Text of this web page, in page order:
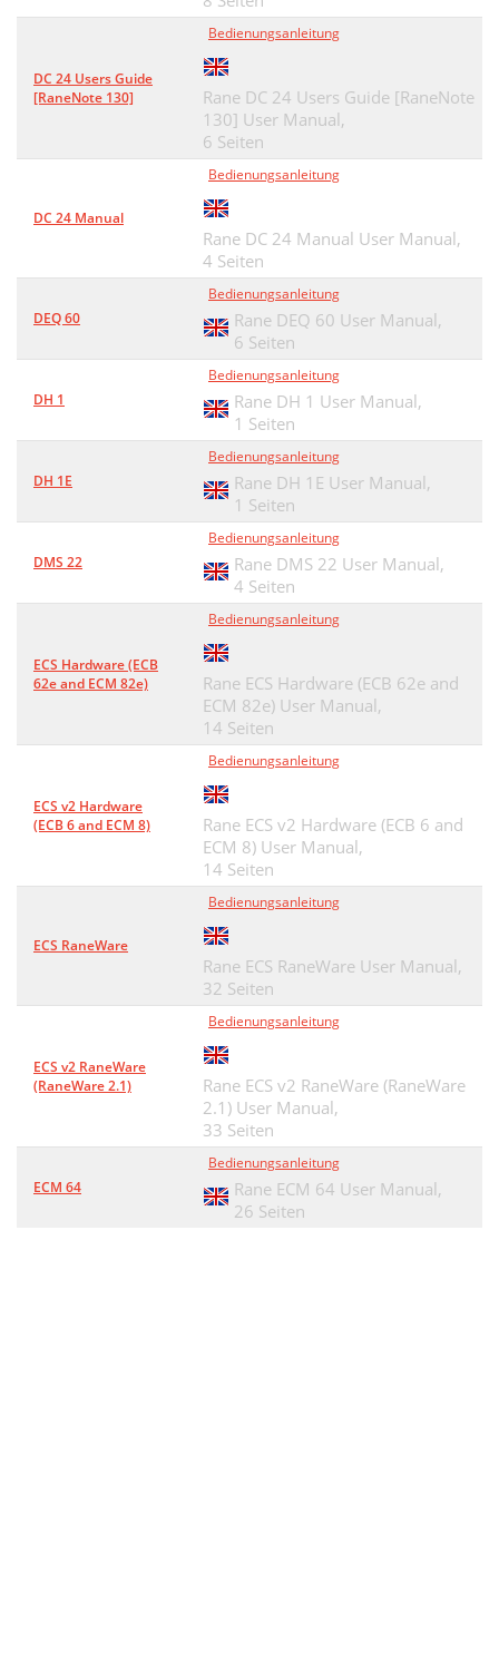
DC 24 Users Guide
[RaneNote 130]
Bedienungsanleitung
Rane DC 24 Users Guide [RaneNote
130] User Manual,
6 Seiten
DC 24 Manual
Bedienungsanleitung
Rane DC 24 Manual User Manual,
4 Seiten
DEQ 60
Bedienungsanleitung
Rane DEQ 60 User Manual,
6 Seiten
DH 1
Bedienungsanleitung
Rane DH 1 User Manual,
1 Seiten
DH 1E
Bedienungsanleitung
Rane DH 1E User Manual,
1 Seiten
DMS 22
Bedienungsanleitung
Rane DMS 22 User Manual,
4 Seiten
ECS Hardware (ECB
62e and ECM 82e)
Bedienungsanleitung
Rane ECS Hardware (ECB 62e and
ECM 82e) User Manual,
14 Seiten
ECS v2 Hardware
(ECB 6 and ECM 8)
Bedienungsanleitung
Rane ECS v2 Hardware (ECB 6 and
ECM 8) User Manual,
14 Seiten
ECS RaneWare
Bedienungsanleitung
Rane ECS RaneWare User Manual,
32 Seiten
ECS v2 RaneWare
(RaneWare 2.1)
Bedienungsanleitung
Rane ECS v2 RaneWare (RaneWare
2.1) User Manual,
33 Seiten
ECM 64
Bedienungsanleitung
Rane ECM 64 User Manual,
26 Seiten